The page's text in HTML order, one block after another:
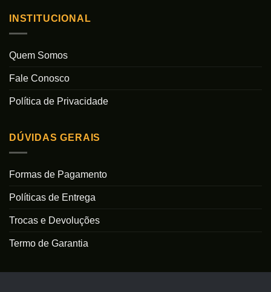
INSTITUCIONAL
Quem Somos
Fale Conosco
Política de Privacidade
DÚVIDAS GERAIS
Formas de Pagamento
Políticas de Entrega
Trocas e Devoluções
Termo de Garantia